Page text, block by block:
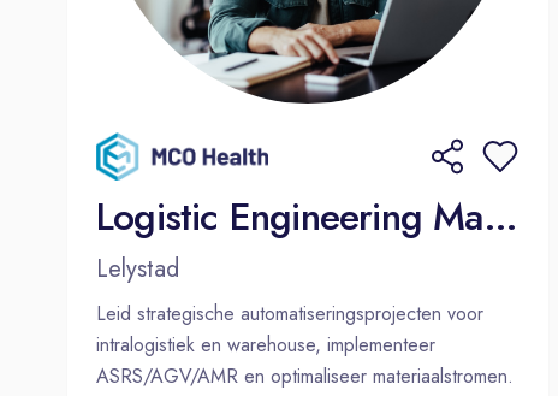
Logistic Engineering Manager
Lelystad
Leid strategische automatiseringsprojecten voor
intralogistiek en warehouse, implementeer
ASRS/AGV/AMR en optimaliseer materiaalstromen.